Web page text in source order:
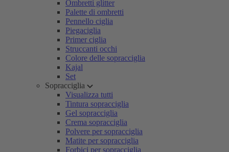
Ombretti glitter
Palette di ombretti
Pennello ciglia
Piegaciglia
Primer ciglia
Struccanti occhi
Colore delle sopracciglia
Kajal
Set
Sopracciglia
Visualizza tutti
Tintura sopracciglia
Gel sopracciglia
Crema sopracciglia
Polvere per sopracciglia
Matite per sopracciglia
Forbici per sopracciglia